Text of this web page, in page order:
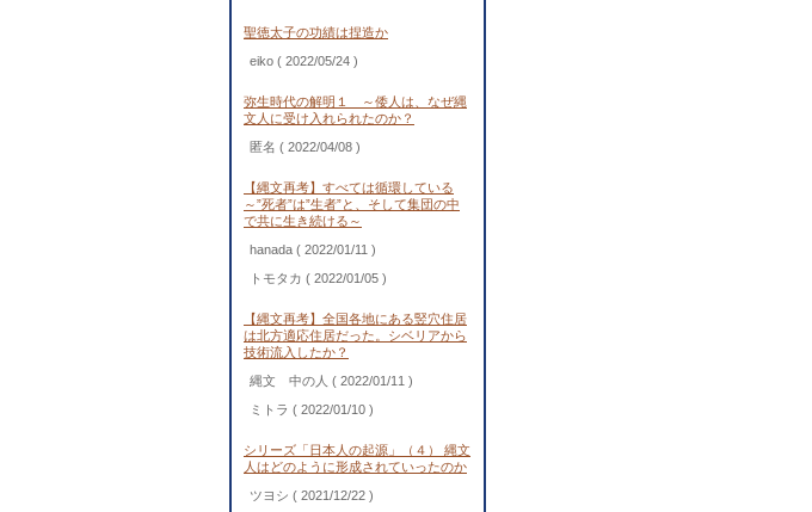
聖徳太子の功績は捏造か
eiko ( 2022/05/24 )
弥生時代の解明１ ～倭人は、なぜ縄
文人に受け入れられたのか？
匿名 ( 2022/04/08 )
【縄文再考】すべては循環している
～”死者”は”生者”と、そして集団の中
で共に生き続ける～
hanada ( 2022/01/11 )
トモタカ ( 2022/01/05 )
【縄文再考】全国各地にある竪穴住居
は北方適応住居だった。シベリアから
技術流入したか？
縄文 中の人 ( 2022/01/11 )
ミトラ ( 2022/01/10 )
シリーズ「日本人の起源」（４） 縄文
人はどのように形成されていったのか
ツヨシ ( 2021/12/22 )